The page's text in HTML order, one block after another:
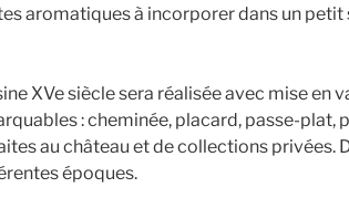
aromatiques à incorporer dans un petit
XVe siècle sera réalisée avec mise en
: cheminée, placard, passe-plat,
au château et de collections privées.
époques.